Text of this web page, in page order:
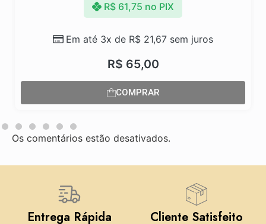
R$ 65,00
Em até 3x de R$ 21,67 sem juros
R$ 61,75 no PIX
COMPRAR
Os comentários estão desativados.
Entrega Rápida Cliente Satisfeito